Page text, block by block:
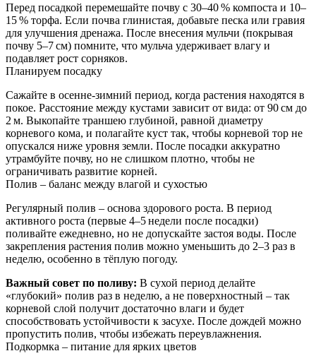
Перед посадкой перемешайте почву с 30–40 % компоста и 10–
15 % торфа. Если почва глинистая, добавьте песка или гравия
для улучшения дренажа. После внесения мульчи (покрывая
почву 5–7 см) помните, что мульча удерживает влагу и
подавляет рост сорняков.
Планируем посадку
Сажайте в осенне-зимний период, когда растения находятся в
покое. Расстояние между кустами зависит от вида: от 90 см до
2 м. Выкопайте траншею глубиной, равной диаметру
корневого кома, и полагайте куст так, чтобы корневой тор не
опускался ниже уровня земли. После посадки аккуратно
утрамбуйте почву, но не слишком плотно, чтобы не
ограничивать развитие корней.
Полив – баланс между влагой и сухостью
Регулярный полив – основа здорового роста. В период
активного роста (первые 4–5 недели после посадки)
поливайте ежедневно, но не допускайте застоя воды. После
закрепления растения полив можно уменьшить до 2–3 раз в
неделю, особенно в тёплую погоду.
Важный совет по поливу: В сухой период делайте
«глубокий» полив раз в неделю, а не поверхностный – так
корневой слой получит достаточно влаги и будет
способствовать устойчивости к засухе. После дождей можно
пропустить полив, чтобы избежать переувлажнения.
Подкормка – питание для ярких цветов